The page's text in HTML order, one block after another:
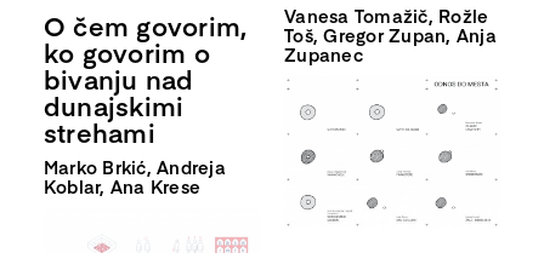
O čem govorim,
ko govorim o
bivanju nad
dunajskimi
strehami
Marko Brkić, Andreja
Koblar, Ana Krese
Vanesa Tomažič, Rožle
Toš, Gregor Zupan, Anja
Zupanec